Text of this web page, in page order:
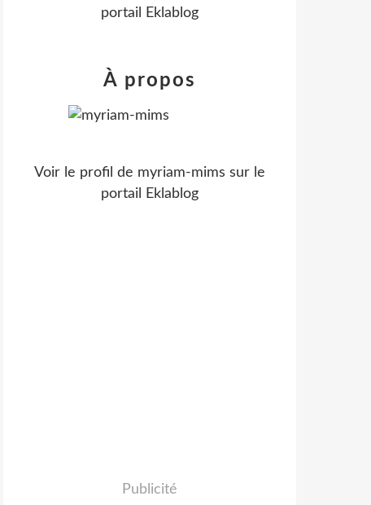
portail Eklablog
À propos
Voir le profil de myriam-mims sur le
portail Eklablog
Publicité